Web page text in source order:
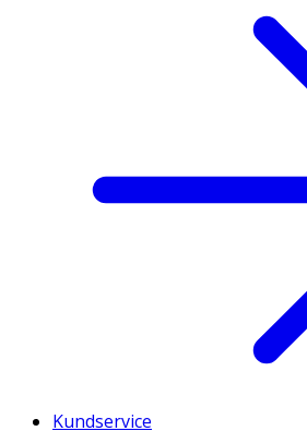
Kundservice